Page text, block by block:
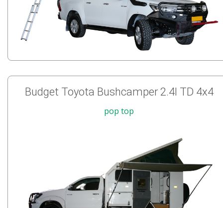
Budget Toyota Bushcamper 2.4l TD 4x4
pop top